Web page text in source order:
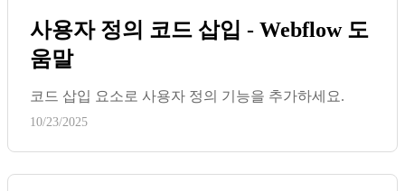
사용자 정의 코드 삽입 - Webflow 도
움말
코드 삽입 요소로 사용자 정의 기능을 추가하세요.
10/23/2025